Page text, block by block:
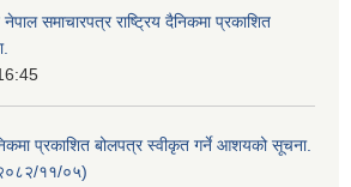
समाचारपत्र राष्ट्रिय दैनिकमा प्रकाशित
प्रकाशित बोलपत्र स्वीकृत गर्ने आशयको सूचना.
११/०५)